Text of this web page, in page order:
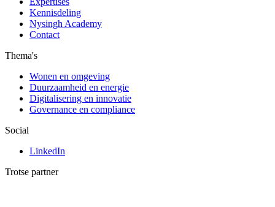
Kennisdeling
Nysingh Academy
Contact
Thema's
Wonen en omgeving
Duurzaamheid en energie
Digitalisering en innovatie
Governance en compliance
Social
LinkedIn
Trotse partner